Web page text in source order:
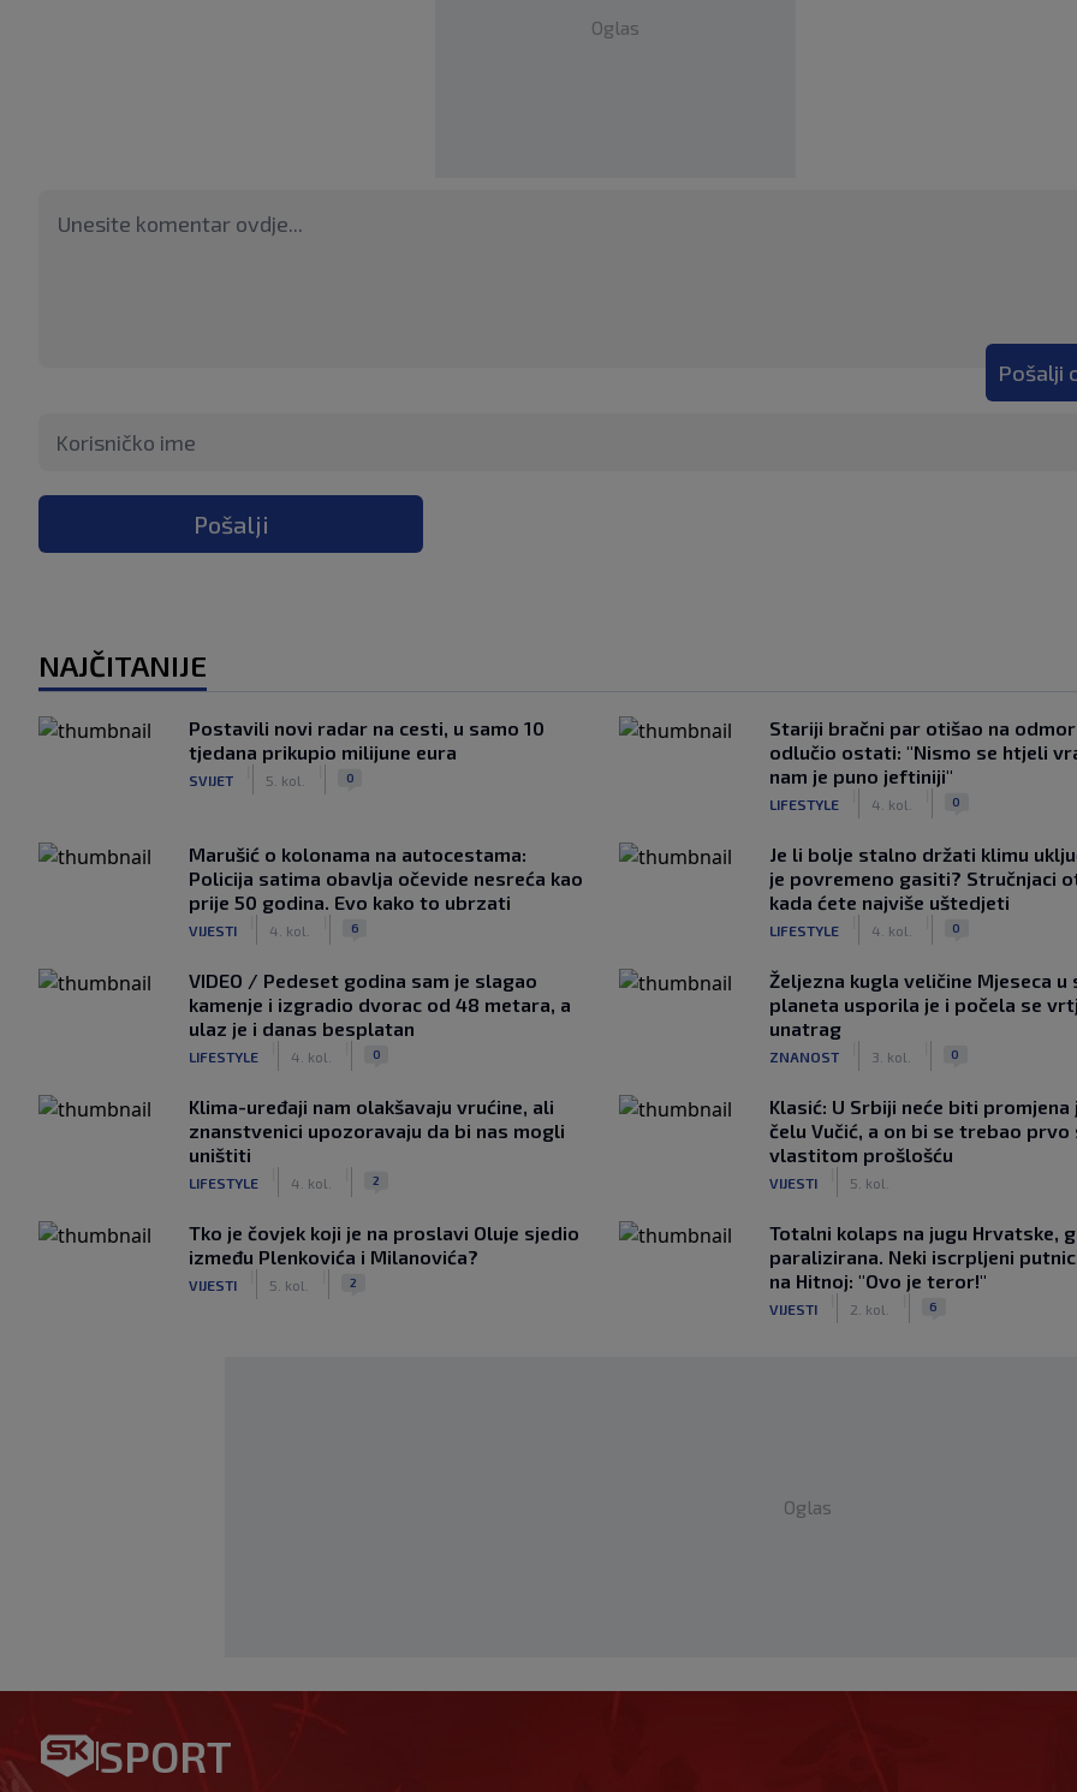
Oglas
Pošalji
Pošalji
NAJČITANIJE
Postavili novi radar na cesti, u samo 10
tjedana prikupio milijune eura
SVIJET 5. kol. 0
Stariji bračni par otišao na
odlučio ostati: "Nismo se htjeli
nam je puno jeftiniji"
LIFESTYLE 4. kol. 0
Marušić o kolonama na autocestama:
Policija satima obavlja očevide nesreća kao
prije 50 godina. Evo kako to ubrzati
VIJESTI 4. kol. 6
Je li bolje stalno držati klimu
je povremeno gasiti? Stručnjaci
kada ćete najviše uštedjeti
LIFESTYLE 4. kol. 0
VIDEO / Pedeset godina sam je slagao
kamenje i izgradio dvorac od 48 metara, a
ulaz je i danas besplatan
LIFESTYLE 4. kol. 0
Željezna kugla veličine Mjeseca u
planeta usporila je i počela se
unatrag
ZNANOST 3. kol. 0
Klima-uređaji nam olakšavaju vrućine, ali
znanstvenici upozoravaju da bi nas mogli
uništiti
LIFESTYLE 4. kol. 2
Klasić: U Srbiji neće biti promjena
čelu Vučić, a on bi se trebao prvo
vlastitom prošlošću
VIJESTI 5. kol.
Tko je čovjek koji je na proslavi Oluje sjedio
između Plenkovića i Milanovića?
VIJESTI 5. kol. 2
Totalni kolaps na jugu Hrvatske,
paralizirana. Neki iscrpljeni
na Hitnoj: "Ovo je teror!"
VIJESTI 2. kol. 6
Oglas
SPORT
Jagušić u misiji ulaska među Vatrene, opet je
postigao pogodak za Panathinaikos!